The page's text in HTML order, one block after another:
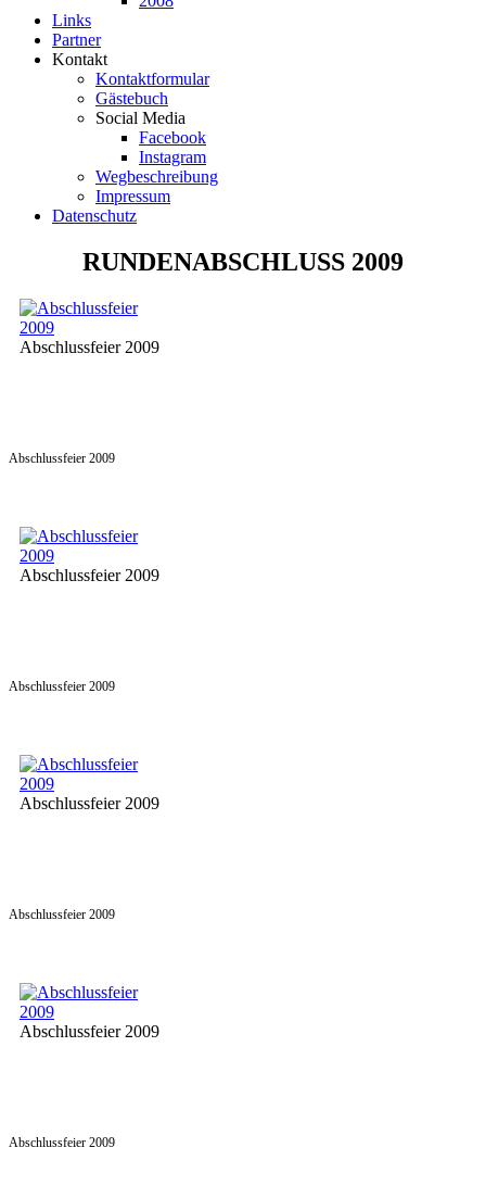
Links
Partner
Kontakt
Kontaktformular
Gästebuch
Social Media
Facebook
Instagram
Wegbeschreibung
Impressum
Datenschutz
RUNDENABSCHLUSS 2009
Abschlussfeier 2009
Abschlussfeier 2009
Abschlussfeier 2009
Abschlussfeier 2009
Abschlussfeier 2009
Abschlussfeier 2009
Abschlussfeier 2009
Abschlussfeier 2009